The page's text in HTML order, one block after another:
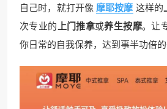
自己时，就打开像 摩耶按摩 这样的
次专业的 上门推拿或养生按摩。让
你日常的自我保养，达到事半功倍的